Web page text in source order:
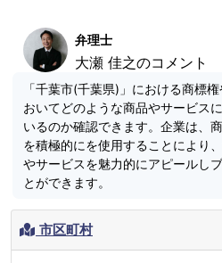
弁理士
大瀬 佳之のコメント
「千葉市(千葉県)」における商標
おいてどのような商品やサービス
いるのか確認できます。企業は、
を積極的にを使用することにより
やサービスを魅力的にアピールし
とができます。
市区町村